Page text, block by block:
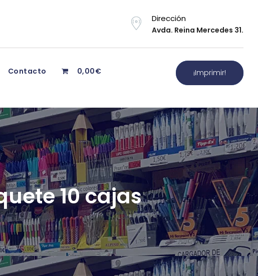
Dirección
Avda. Reina Mercedes 31.
Contacto 0,00€ ¡Imprimir!
10 cajas